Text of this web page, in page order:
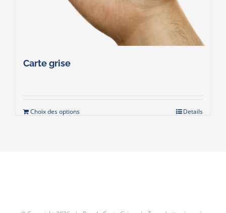
Carte grise
Choix des options Details